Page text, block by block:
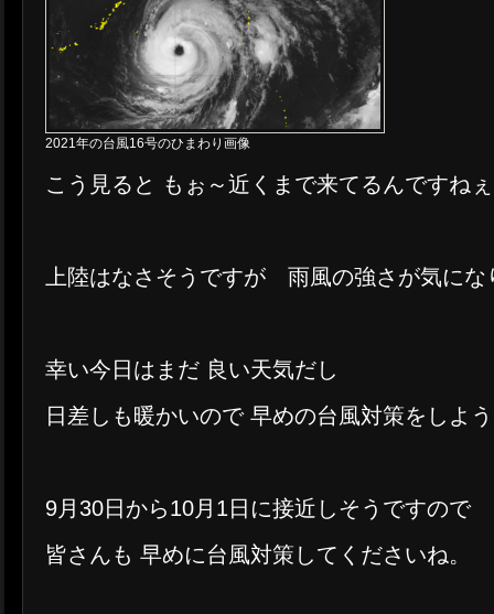
2021年の台風16号のひまわり画像
こう見ると もぉ～近くまで来てるんですね
上陸はなさそうですが 雨風の強さが気にな
幸い今日はまだ 良い天気だし
日差しも暖かいので 早めの台風対策をしよ
9月30日から10月1日に接近しそうですので
皆さんも 早めに台風対策してくださいね。